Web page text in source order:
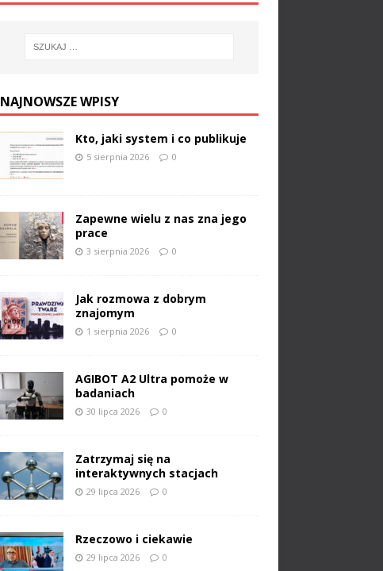
NAJNOWSZE WPISY
Kto, jaki system i co publikuje
5 sierpnia 2026 0
Zapewne wielu z nas zna jego
prace
3 sierpnia 2026 0
Jak rozmowa z dobrym
znajomym
1 sierpnia 2026 0
AGIBOT A2 Ultra pomoże w
badaniach
30 lipca 2026 0
Zatrzymaj się na
interaktywnych stacjach
29 lipca 2026 0
Rzeczowo i ciekawie
29 lipca 2026 0